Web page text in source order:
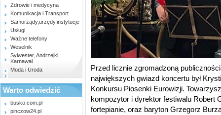
Zdrowie i medycyna
Komunikacja i Transport
Samorządy,urzędy,instytucje
Usługi
Ważne telefony
Weselnik
Sylwester, Andrzejki,
Karnawał
Moda i Uroda
Warto odwiedzić
busko.com.pl
pinczow24.pl
Przed licznie zgromadzoną
największych gwiazd koncertu był
Konkursu Piosenki Eurowizji.
kompozytor i dyrektor festiwalu Robert
fortepianie, oraz baryton Grzegorz